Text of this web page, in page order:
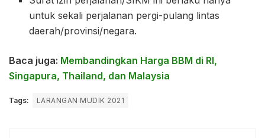
untuk sekali perjalanan pergi-pulang lintas
daerah/provinsi/negara.
Baca juga: Membandingkan Harga BBM di RI,
Singapura, Thailand, dan Malaysia
Tags: LARANGAN MUDIK 2021